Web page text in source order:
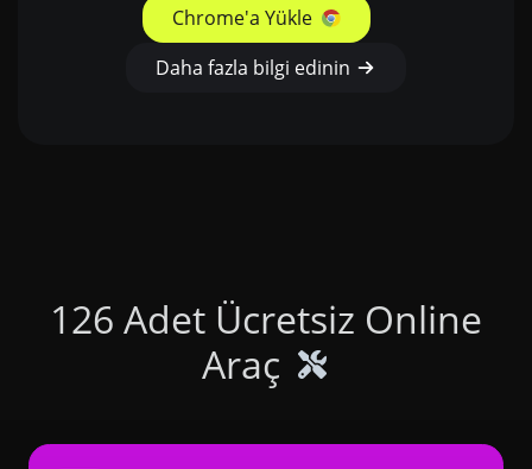
Chrome'a Yükle
Daha fazla bilgi edinin
126 Adet Ücretsiz Online
Araç